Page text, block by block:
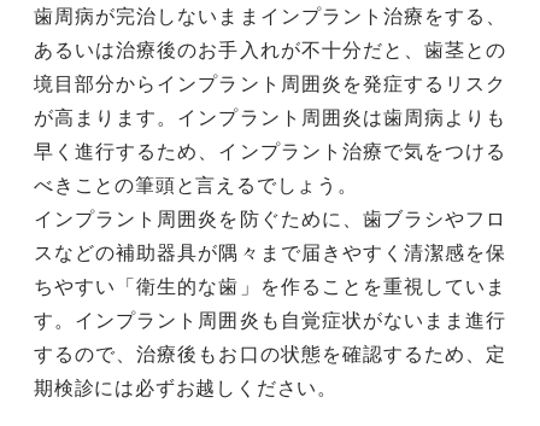
歯周病が完治しないままインプラント治療をする、
あるいは治療後のお手入れが不十分だと、歯茎との
境目部分からインプラント周囲炎を発症するリスク
が高まります。インプラント周囲炎は歯周病よりも
早く進行するため、インプラント治療で気をつける
べきことの筆頭と言えるでしょう。
インプラント周囲炎を防ぐために、歯ブラシやフロ
スなどの補助器具が隅々まで届きやすく清潔感を保
ちやすい「衛生的な歯」を作ることを重視していま
す。インプラント周囲炎も自覚症状がないまま進行
するので、治療後もお口の状態を確認するため、定
期検診には必ずお越しください。